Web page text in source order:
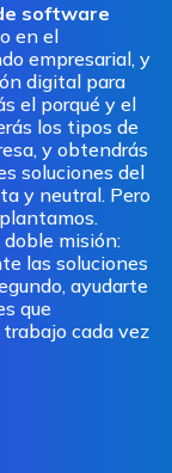
software
en el
empresarial, y
digital para
el porqué y el
los tipos de
y obtendrás
soluciones del
y neutral. Pero
misión:
las soluciones
ayudarte
que
cada vez